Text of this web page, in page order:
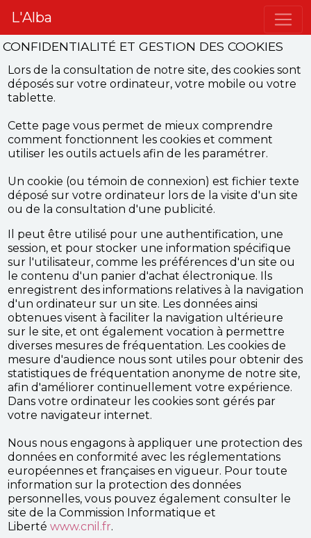
L'Alba
CONFIDENTIALITÉ ET GESTION DES COOKIES
Lors de la consultation de notre site, des cookies sont
déposés sur votre ordinateur, votre mobile ou votre
tablette.
Cette page vous permet de mieux comprendre
comment fonctionnent les cookies et comment
utiliser les outils actuels afin de les paramétrer.
Un cookie (ou témoin de connexion) est fichier texte
déposé sur votre ordinateur lors de la visite d'un site
ou de la consultation d'une publicité.
Il peut être utilisé pour une authentification, une
session, et pour stocker une information spécifique
sur l'utilisateur, comme les préférences d'un site ou
le contenu d'un panier d'achat électronique. Ils
enregistrent des informations relatives à la navigation
d'un ordinateur sur un site. Les données ainsi
obtenues visent à faciliter la navigation ultérieure
sur le site, et ont également vocation à permettre
diverses mesures de fréquentation. Les cookies de
mesure d'audience nous sont utiles pour obtenir des
statistiques de fréquentation anonyme de notre site,
afin d'améliorer continuellement votre expérience.
Dans votre ordinateur les cookies sont gérés par
votre navigateur internet.
Nous nous engagons à appliquer une protection des
données en conformité avec les réglementations
européennes et françaises en vigueur. Pour toute
information sur la protection des données
personnelles, vous pouvez également consulter le
site de la Commission Informatique et
Liberté www.cnil.fr.